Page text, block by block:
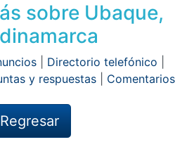
sobre Ubaque,
| Directorio telefónico
y respuestas| Comentarios
Regresar